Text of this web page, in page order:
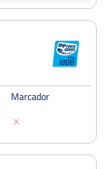
Marcador